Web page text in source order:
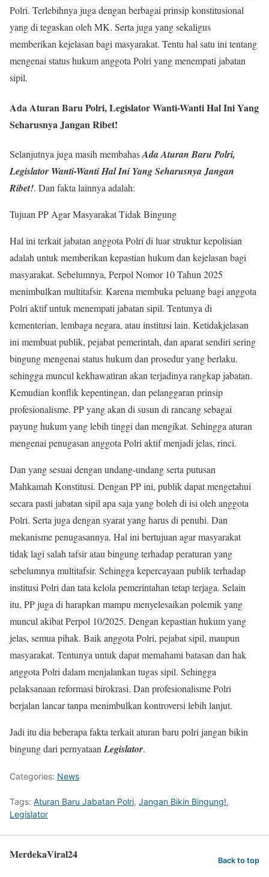
Polri. Terlebihnya juga dengan berbagai prinsip konstitusional
yang di tegaskan oleh MK. Serta juga yang sekaligus
memberikan kejelasan bagi masyarakat. Tentu hal satu ini tentang
mengenai status hukum anggota Polri yang menempati jabatan
sipil.
Ada Aturan Baru Polri, Legislator Wanti-Wanti Hal Ini Yang
Seharusnya Jangan Ribet!
Selanjutnya juga masih membahasAda Aturan Baru Polri,
Legislator Wanti-Wanti Hal Ini Yang Seharusnya Jangan
Ribet!. Dan fakta lainnya adalah:
Tujuan PP Agar Masyarakat Tidak Bingung
Hal ini terkait jabatan anggota Polri di luar struktur kepolisian
adalah untuk memberikan kepastian hukum dan kejelasan bagi
masyarakat. Sebelumnya, Perpol Nomor 10 Tahun 2025
menimbulkan multitafsir. Karena membuka peluang bagi anggota
Polri aktif untuk menempati jabatan sipil. Tentunya di
kementerian, lembaga negara, atau institusi lain. Ketidakjelasan
ini membuat publik, pejabat pemerintah, dan aparat sendiri sering
bingung mengenai status hukum dan prosedur yang berlaku.
sehingga muncul kekhawatiran akan terjadinya rangkap jabatan.
Kemudian konflik kepentingan, dan pelanggaran prinsip
profesionalisme. PP yang akan di susun di rancang sebagai
payung hukum yang lebih tinggi dan mengikat. Sehingga aturan
mengenai penugasan anggota Polri aktif menjadi jelas, rinci.
Dan yang sesuai dengan undang-undang serta putusan
Mahkamah Konstitusi. Dengan PP ini, publik dapat mengetahui
secara pasti jabatan sipil apa saja yang boleh di isi oleh anggota
Polri. Serta juga dengan syarat yang harus di penuhi. Dan
mekanisme penugasannya. Hal ini bertujuan agar masyarakat
tidak lagi salah tafsir atau bingung terhadap peraturan yang
sebelumnya multitafsir. Sehingga kepercayaan publik terhadap
institusi Polri dan tata kelola pemerintahan tetap terjaga. Selain
itu, PP juga di harapkan mampu menyelesaikan polemik yang
muncul akibat Perpol 10/2025. Dengan kepastian hukum yang
jelas, semua pihak. Baik anggota Polri, pejabat sipil, maupun
masyarakat. Tentunya untuk dapat memahami batasan dan hak
anggota Polri dalam menjalankan tugas sipil. Sehingga
pelaksanaan reformasi birokrasi. Dan profesionalisme Polri
berjalan lancar tanpa menimbulkan kontroversi lebih lanjut.
Jadi itu dia beberapa fakta terkait aturan baru polri jangan bikin
bingung dari pernyataan Legislator.
Categories: News
Tags: Aturan Baru Jabatan Polri, Jangan Bikin Bingung!,
Legislator
MerdekaViral24 Back to top